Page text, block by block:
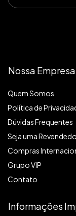
Nossa Empresa
Quem Somos
Política de
Dúvidas Frequentes
Seja uma
Compras
Grupo VIP
Contato
Informações